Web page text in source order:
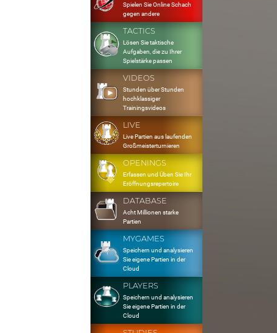
Spielen Sie Online Schach
gegen andere
TACTICS
Lösen Sie taktische
Aufgaben, die zu Ihrer
Spielstärke passen
VIDEOS
Stunden über Stunden
hochklassiger
Trainingsvideos
LIVE
Live Partien aus laufenden
Großmeisterturnieren
OPENINGS
Erfassen und Üben Sie Ihr
Eröffnungsrepertoire
DATABASE
Acht Millionen starke
Partien
MYGAMES
Speichern und analysieren
Sie eigene Partien in der
Cloud
PLAYERS
Speichern und analysieren
Sie eigene Partien in der
Cloud